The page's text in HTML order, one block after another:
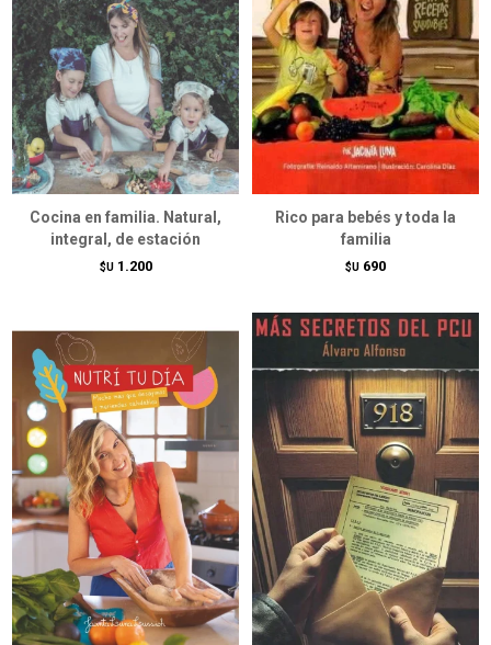
Cocina en familia. Natural,
integral, de estación
$U 1.200
Rico para bebés y toda la
familia
$U 690